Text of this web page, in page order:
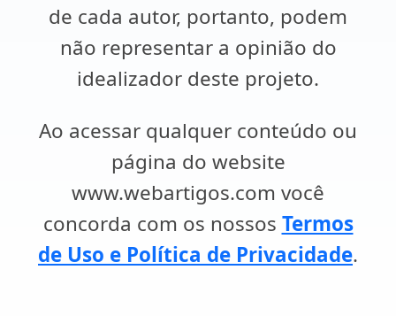
de cada autor, portanto, podem
não representar a opinião do
idealizador deste projeto.
Ao acessar qualquer conteúdo ou
página do website
www.webartigos.com você
concorda com os nossos Termos
de Uso e Política de Privacidade.